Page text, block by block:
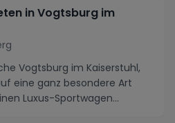
in Vogtsburg im
Vogtsburg im Kaiserstuhl,
eine ganz besondere Art
Luxus-Sportwagen